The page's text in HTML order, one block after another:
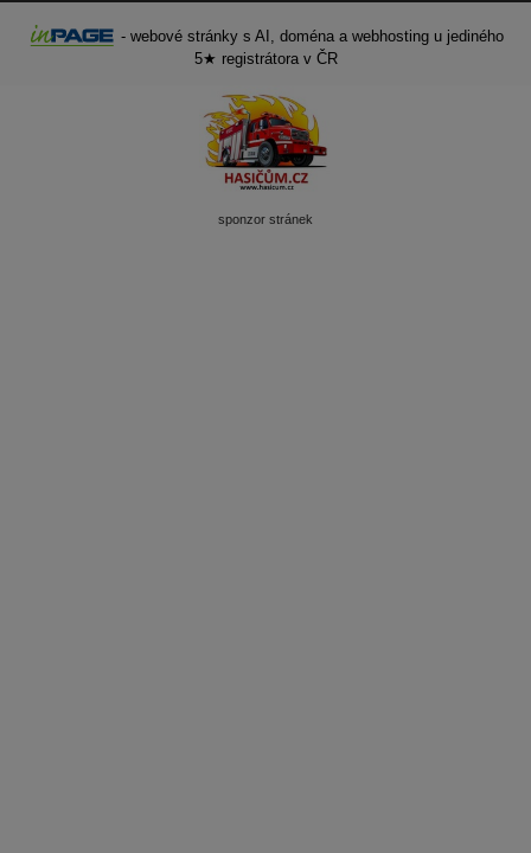
- webové stránkys AI, doménaa webhostingu jediného
5★ registrátora v ČR
sponzor stránek